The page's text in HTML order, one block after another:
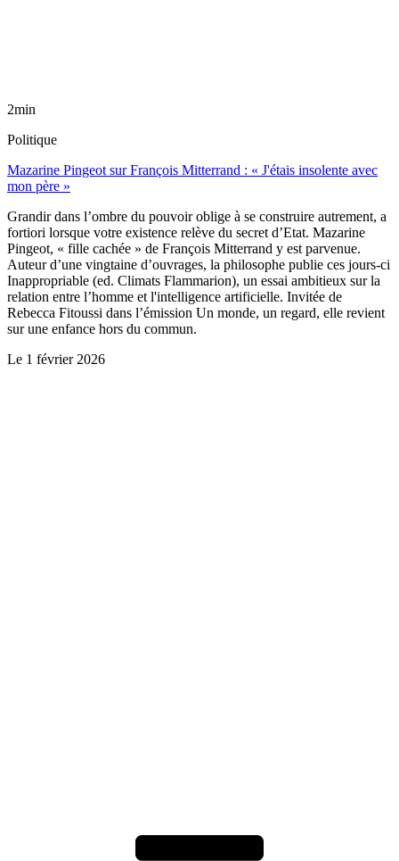
2min
Politique
Mazarine Pingeot sur François Mitterrand : « J'étais insolente avec
mon père »
Grandir dans l’ombre du pouvoir oblige à se construire autrement, a
fortiori lorsque votre existence relève du secret d’Etat. Mazarine
Pingeot, « fille cachée » de François Mitterrand y est parvenue.
Auteur d’une vingtaine d’ouvrages, la philosophe publie ces jours-ci
Inappropriable (ed. Climats Flammarion), un essai ambitieux sur la
relation entre l’homme et l'intelligence artificielle. Invitée de
Rebecca Fitoussi dans l’émission Un monde, un regard, elle revient
sur une enfance hors du commun.
Le 1 février 2026